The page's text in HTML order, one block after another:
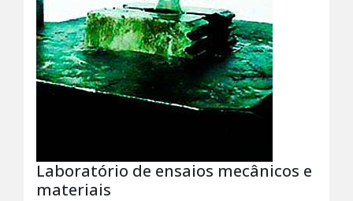
Laboratório de ensaios mecânicos e
materiais